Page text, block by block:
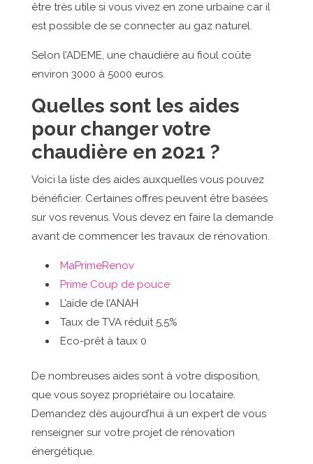
être très utile si vous vivez en zone urbaine car il
est possible de se connecter au gaz naturel.
Selon l’ADEME, une chaudière au fioul coûte
environ 3000 à 5000 euros.
Quelles sont les aides
pour changer votre
chaudière en 2021 ?
Voici la liste des aides auxquelles vous pouvez
bénéficier. Certaines offres peuvent être basées
sur vos revenus. Vous devez en faire la demande
avant de commencer les travaux de rénovation.
MaPrimeRenov
Prime Coup de pouce
L’aide de l’ANAH
Taux de TVA réduit 5,5%
Eco-prêt à taux 0
De nombreuses aides sont à votre disposition,
que vous soyez propriétaire ou locataire.
Demandez dès aujourd’hui à un expert de vous
renseigner sur votre projet de rénovation
énergétique.